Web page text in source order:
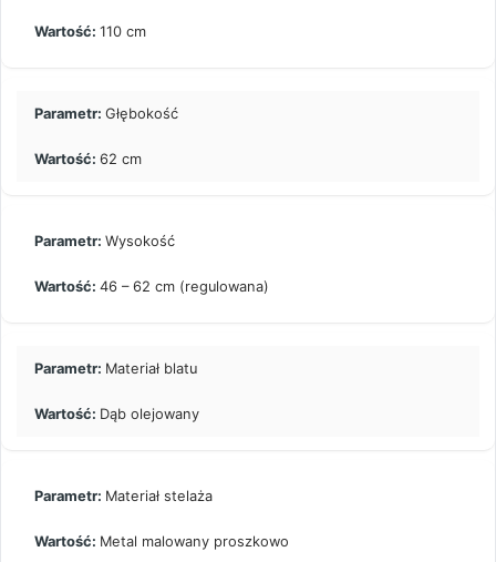
110 cm
Głębokość
62 cm
Wysokość
46 – 62 cm (regulowana)
Materiał blatu
Dąb olejowany
Materiał stelaża
Metal malowany proszkowo